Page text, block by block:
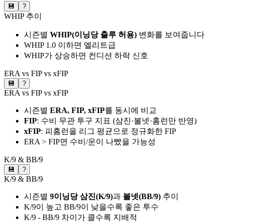
💾 ?
WHIP 추이
시즌별 WHIP(이닝당 출루 허용) 변화를 보여줍니다
WHIP 1.0 이하면 엘리트급
WHIP가 상승하면 컨디션 하락 신호
ERA vs FIP vs xFIP
💾 ?
ERA vs FIP vs xFIP
시즌별 ERA, FIP, xFIP를 동시에 비교
FIP: 수비 무관 투구 지표 (삼진·볼넷·홈런만 반영)
xFIP: 피홈런을 리그 평균으로 정규화한 FIP
ERA > FIP면 수비/운이 나빴을 가능성
K/9 & BB/9
💾 ?
K/9 & BB/9
시즌별 9이닝당 삼진(K/9)과 볼넷(BB/9) 추이
K/9이 높고 BB/9이 낮을수록 좋은 투수
K/9 - BB/9 차이가 클수록 지배적